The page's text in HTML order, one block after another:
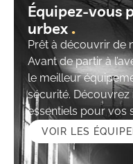
Équipez-vous
urbex
Prêt à découvrir de
Avant de partir à
le meilleur
sécurité. Découvrez
essentiels pour vos
VOIR LES